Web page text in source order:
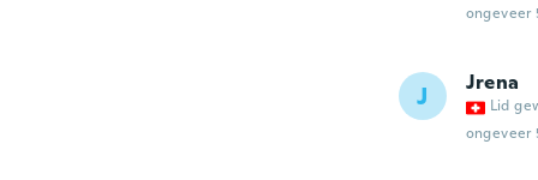
ongeveer
J Jrena
Lid
ongeveer